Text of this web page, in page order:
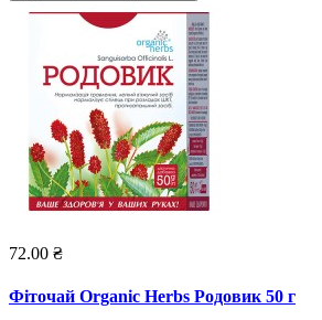
72.00 ₴
Фіточай Organic Herbs Родовик 50 г